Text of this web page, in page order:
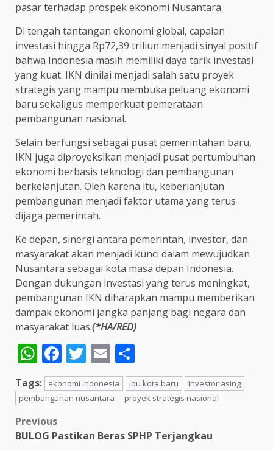
pasar terhadap prospek ekonomi Nusantara.
Di tengah tantangan ekonomi global, capaian
investasi hingga Rp72,39 triliun menjadi sinyal positif
bahwa Indonesia masih memiliki daya tarik investasi
yang kuat. IKN dinilai menjadi salah satu proyek
strategis yang mampu membuka peluang ekonomi
baru sekaligus memperkuat pemerataan
pembangunan nasional.
Selain berfungsi sebagai pusat pemerintahan baru,
IKN juga diproyeksikan menjadi pusat pertumbuhan
ekonomi berbasis teknologi dan pembangunan
berkelanjutan. Oleh karena itu, keberlanjutan
pembangunan menjadi faktor utama yang terus
dijaga pemerintah.
Ke depan, sinergi antara pemerintah, investor, dan
masyarakat akan menjadi kunci dalam mewujudkan
Nusantara sebagai kota masa depan Indonesia.
Dengan dukungan investasi yang terus meningkat,
pembangunan IKN diharapkan mampu memberikan
dampak ekonomi jangka panjang bagi negara dan
masyarakat luas.(*HA/RED)
WhatsApp
Facebook
Twitter
Email
Tags: ekonomi indonesia ibu kota baru
investor asing
pembangunan nusantara
proyek strategis nasional
Post
Previous
BULOG Pastikan Beras SPHP Terjangkau